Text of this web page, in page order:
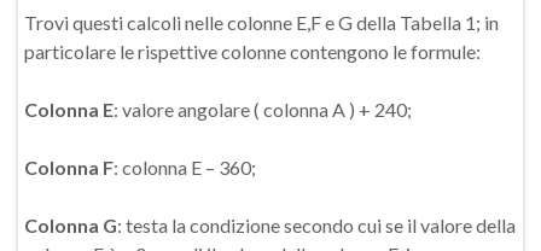
Trovi questi calcoli nelle colonne E,F e G della Tabella 1; in
particolare le rispettive colonne contengono le formule:
Colonna E: valore angolare ( colonna A ) + 240;
Colonna F: colonna E – 360;
Colonna G: testa la condizione secondo cui se il valore della